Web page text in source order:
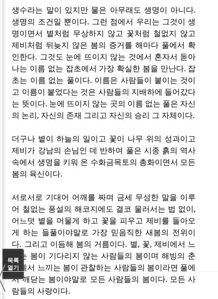
생수라는 말이 있지만 물은 아무래도 생명이 아니다.
생명의 조건일 뿐이다. 그런 점에서 우리는 그것이 생
명이면서 볕처럼 무상하지 않고 꽃처럼 철없지 않고
제비처럼 뒤늦지 않은 봄의 증거를 해마다 풀에서 확
인한다. 그것도 눈에 뜨이지 않는 것에서 혼자서 돋아
나는 이름 없는 잡초에서 가장 확실한 봄을 만난다. 잡
초는 이름 없는 풀이다. 이름은 사람들이 붙이는 것이
고 이름이 붙었다는 것은 사람들의 지배하에 들어갔다
는 뜻이다. 눈에 뜨이지 않는 곳의 이름 없는 풀은 자신
의 논리, 자신의 존재 그리고 자신의 승리 그 자체이다.
더구나 볕이 하늘의 일이고 꽃이 나무 위의 성과이고
제비가 강남의 손님인 데 반하여 풀은 시종 흙의 역사
속에서 생명을 키워 온 수화금목토의 총화이면서 모든
봄의 육신이다.
서로서로 기대어 어깨를 짜며 금세 무성한 말을 이루
어 철없는 풍설의 해코지에도 결코 물러서는 법 없이,
어느덧 볕을 머물게 하고 꽃을 피우고 제비를 돌아오
게 하는 들풀이야말로 가장 믿음직한 새봄의 전위이
다. 그리고 이듬해 봄의 거름이다. 별, 꽃, 제비에서 느
끼는 봄이 기다리지 않는 사람들의 봄이며 해빙의 춘
수에서 느끼는 봄이 관찰하는 사람들의 봄이라면 풀에
서 깨닫는 봄이야말로 모든 사람들의 봄이다. 모든 사
람들의 사랑이다.
목록
열기